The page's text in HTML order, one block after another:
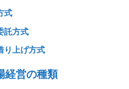
式
託方式
り上げ方式
経営の種類